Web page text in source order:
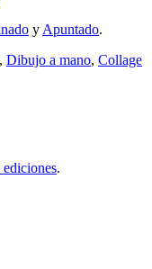
y Apuntado.
, Dibujo a mano, Collage
.